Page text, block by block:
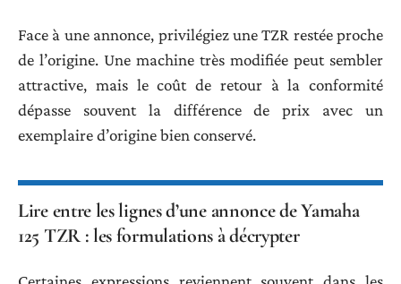
Face à une annonce, privilégiez une TZR restée proche
de l’origine. Une machine très modifiée peut sembler
attractive, mais le coût de retour à la conformité
dépasse souvent la différence de prix avec un
exemplaire d’origine bien conservé.
Lire entre les lignes d’une annonce de Yamaha
125 TZR : les formulations à décrypter